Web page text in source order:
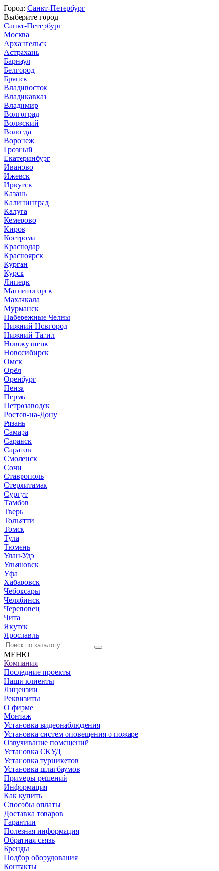
Город: Санкт-Петербург
Выберите город
Санкт-Петербург
Москва
Архангельск
Астрахань
Барнаул
Белгород
Брянск
Владивосток
Владикавказ
Владимир
Волгоград
Волжский
Вологда
Воронеж
Грозный
Екатеринбург
Иваново
Ижевск
Иркутск
Казань
Калининград
Калуга
Кемерово
Киров
Кострома
Краснодар
Красноярск
Курган
Курск
Липецк
Магнитогорск
Махачкала
Мурманск
Набережные Челны
Нижний Новгород
Нижний Тагил
Новокузнецк
Новосибирск
Омск
Орёл
Оренбург
Пенза
Пермь
Петрозаводск
Ростов-на-Дону
Рязань
Самара
Саранск
Саратов
Смоленск
Сочи
Ставрополь
Стерлитамак
Сургут
Тамбов
Тверь
Тольятти
Томск
Тула
Тюмень
Улан-Удэ
Ульяновск
Уфа
Хабаровск
Чебоксары
Челябинск
Череповец
Чита
Якутск
Ярославль
МЕНЮ
Компания
Последние проекты
Наши клиенты
Лицензии
Реквизиты
О фирме
Монтаж
Установка видеонаблюдения
Установка систем оповещения о пожаре
Озвучивание помещений
Установка СКУД
Установка турникетов
Установка шлагбаумов
Примеры решений
Информация
Как купить
Способы оплаты
Доставка товаров
Гарантии
Полезная информация
Обратная связь
Бренды
Подбор оборудования
Контакты